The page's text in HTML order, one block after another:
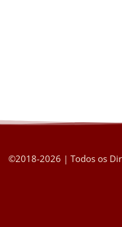
©2018-2026 | Todos os